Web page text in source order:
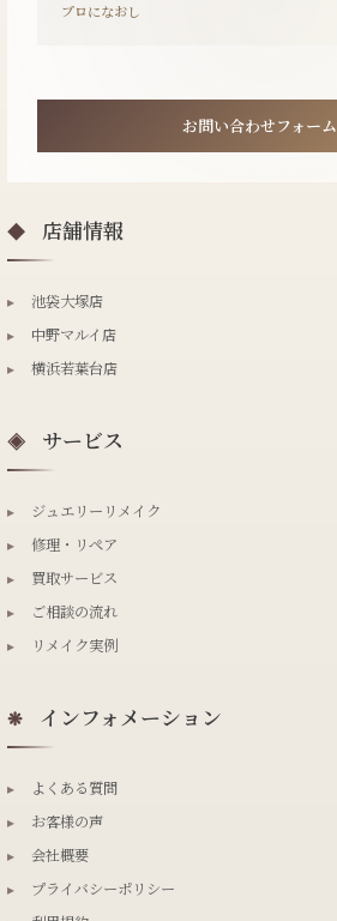
プロになおし
お問い合わせフォーム
◆ 店舗情報
▸
池袋大塚店
▸
中野マルイ店
▸
横浜若葉台店
◈ サービス
▸
ジュエリーリメイク
▸
修理・リペア
▸
買取サービス
▸
ご相談の流れ
▸
リメイク実例
❋ インフォメーション
▸
よくある質問
▸
お客様の声
▸
会社概要
▸
プライバシーポリシー